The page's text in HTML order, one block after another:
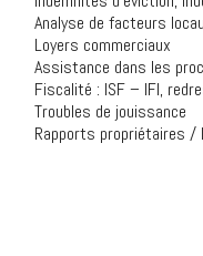
Analyse de facteurs
Loyers commerciaux
Assistance dans les
Fiscalité : ISF – IFI,
Troubles de jouissance
Rapports propriétaires